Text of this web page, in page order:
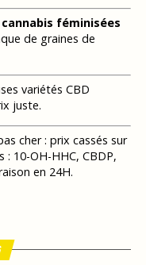
féminisées
de graines de
variétés CBD
juste.
cher : prix cassés sur
: 10-OH-HHC, CBDP,
en 24H.